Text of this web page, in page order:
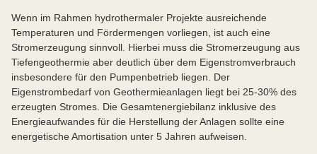
Wenn im Rahmen hydrothermaler Projekte ausreichende
Temperaturen und Fördermengen vorliegen, ist auch eine
Stromerzeugung sinnvoll. Hierbei muss die Stromerzeugung aus
Tiefengeothermie aber deutlich über dem Eigenstromverbrauch
insbesondere für den Pumpenbetrieb liegen. Der
Eigenstrombedarf von Geothermieanlagen liegt bei 25-30% des
erzeugten Stromes. Die Gesamtenergiebilanz inklusive des
Energieaufwandes für die Herstellung der Anlagen sollte eine
energetische Amortisation unter 5 Jahren aufweisen.